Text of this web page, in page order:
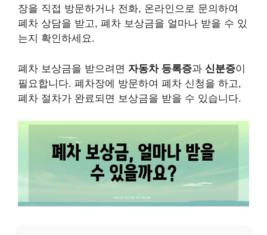
장을 직접 방문하거나 전화, 온라인으로 문의하여
폐차 상담을 받고, 폐차 보상금을 얼마나 받을 수 있
는지 확인하세요.
폐차 보상금을 받으려면 자동차 등록증과 신분증이
필요합니다. 폐차장에 방문하여 폐차 신청을 하고,
폐차 절차가 완료되면 보상금을 받을 수 있습니다.